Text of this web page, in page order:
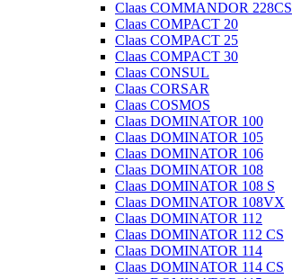
Claas COMMANDOR 228CS
Claas COMPACT 20
Claas COMPACT 25
Claas COMPACT 30
Claas CONSUL
Claas CORSAR
Claas COSMOS
Claas DOMINATOR 100
Claas DOMINATOR 105
Claas DOMINATOR 106
Claas DOMINATOR 108
Claas DOMINATOR 108 S
Claas DOMINATOR 108VX
Claas DOMINATOR 112
Claas DOMINATOR 112 CS
Claas DOMINATOR 114
Claas DOMINATOR 114 CS